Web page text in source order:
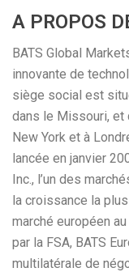
A PROPOS
BATS Global
innovante de
siège social est
dans le Missouri, et
New York et à
lancée en janvier
Inc., l’un des
la croissance la
marché européen
par la FSA, BATS
multilatérale de